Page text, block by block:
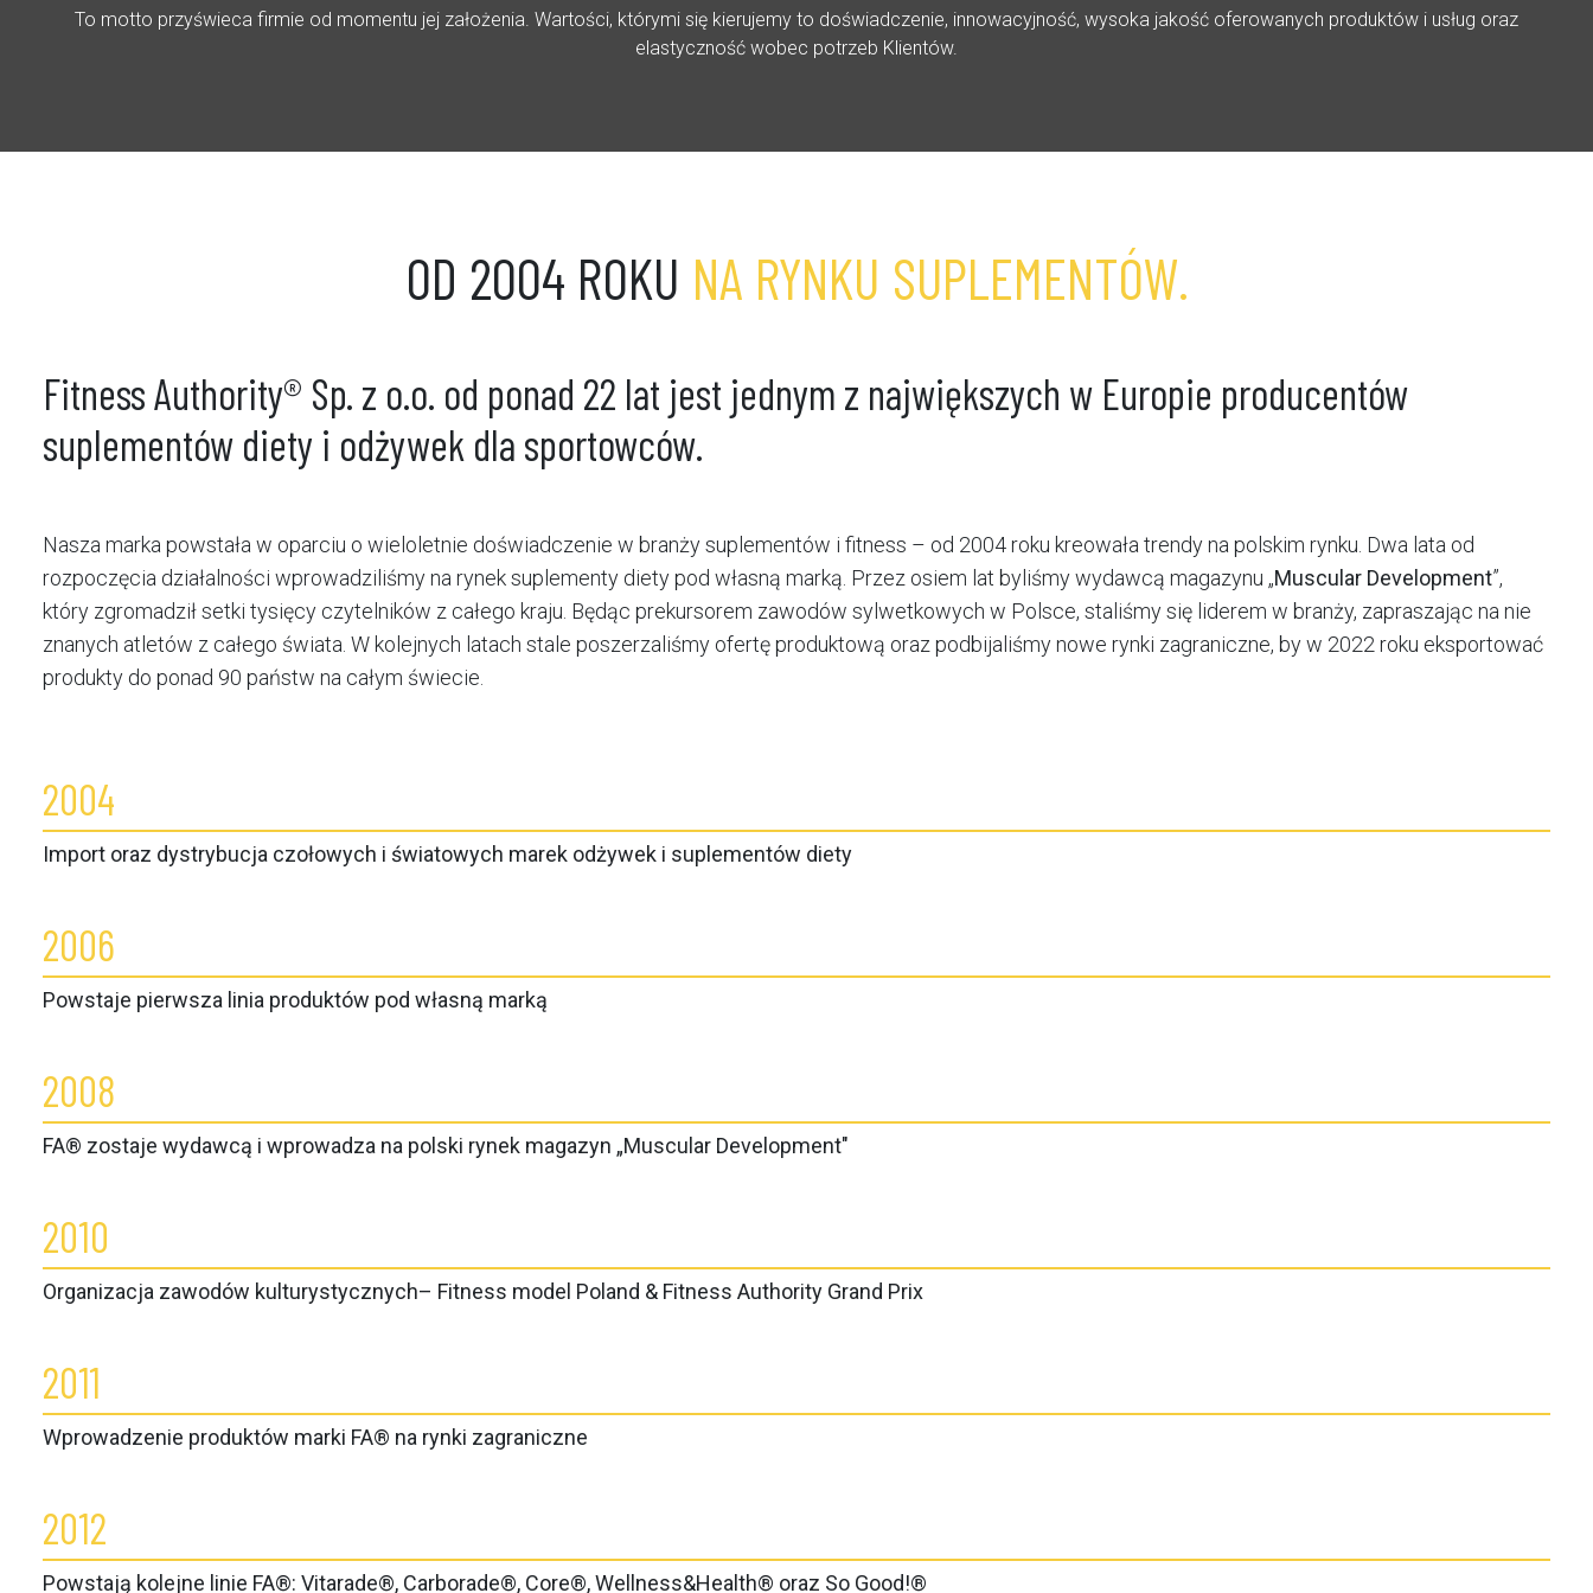
To motto przyświeca firmie od momentu jej założenia. Wartości, którymi się kierujemy to doświadczenie, innowacyjność, wysoka jakość oferowanych produktów i usług oraz
elastyczność wobec potrzeb Klientów.
OD 2004 ROKU NA RYNKU SUPLEMENTÓW.
Fitness Authority® Sp. z o.o. od ponad 22 lat jest jednym z największych w Europie producentów
suplementów diety i odżywek dla sportowców.
Nasza marka powstała w oparciu o wieloletnie doświadczenie w branży suplementów i fitness – od 2004 roku kreowała trendy na polskim rynku. Dwa lata od
rozpoczęcia działalności wprowadziliśmy na rynek suplementy diety pod własną marką. Przez osiem lat byliśmy wydawcą magazynu „Muscular Development”,
który zgromadził setki tysięcy czytelników z całego kraju. Będąc prekursorem zawodów sylwetkowych w Polsce, staliśmy się liderem w branży, zapraszając na nie
znanych atletów z całego świata. W kolejnych latach stale poszerzaliśmy ofertę produktową oraz podbijaliśmy nowe rynki zagraniczne, by w 2022 roku eksportować
produkty do ponad 90 państw na całym świecie.
2004
Import oraz dystrybucja czołowych i światowych marek odżywek i suplementów diety
2006
Powstaje pierwsza linia produktów pod własną marką
2008
FA® zostaje wydawcą i wprowadza na polski rynek magazyn „Muscular Development"
2010
Organizacja zawodów kulturystycznych– Fitness model Poland & Fitness Authority Grand Prix
2011
Wprowadzenie produktów marki FA® na rynki zagraniczne
2012
Powstają kolejne linie FA®: Vitarade®, Carborade®, Core®, Wellness&Health® oraz So Good!®